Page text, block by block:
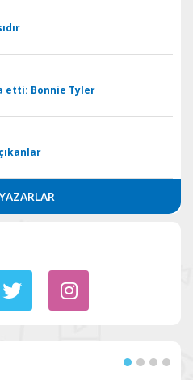
etti: Bonnie Tyler